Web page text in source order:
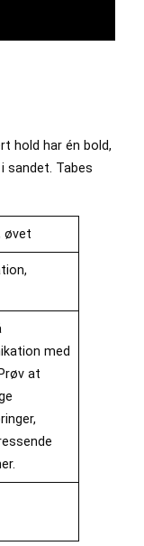
hold har én bold,
sandet. Tabes
øvet
med
at